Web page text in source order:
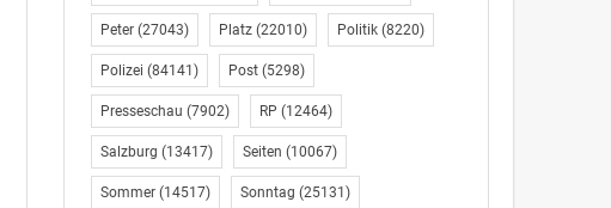
Peter(27043) Platz(22010) Politik(8220)
Polizei (84141) Post(5298)
Presseschau (7902) RP (12464)
Salzburg (13417) Seiten (10067)
Sommer(14517) Sonntag (25131)